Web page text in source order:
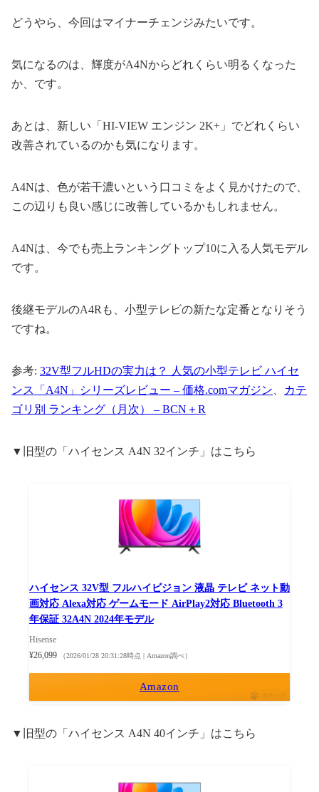
どうやら、今回はマイナーチェンジみたいです。
気になるのは、輝度がA4Nからどれくらい明るくなった
か、です。
あとは、新しい「HI-VIEW エンジン 2K+」でどれくらい
改善されているのかも気になります。
A4Nは、色が若干濃いという口コミをよく見かけたので、
この辺りも良い感じに改善しているかもしれません。
A4Nは、今でも売上ランキングトップ10に入る人気モデル
です。
後継モデルのA4Rも、小型テレビの新たな定番となりそう
ですね。
参考: 32V型フルHDの実力は？ 人気の小型テレビ ハイセ
ンス「A4N」シリーズレビュー – 価格.comマガジン
カテ
ゴリ別 ランキング（月次） – BCN＋R
▼旧型の「ハイセンス A4N 32インチ」はこちら
ハイセンス 32V型 フルハイビジョン 液晶 テレビ ネット動
画対応 Alexa対応 ゲームモード AirPlay2対応 Bluetooth 3
年保証 32A4N 2024年モデル
Hisense
¥26,099
（2026/01/28 20:31:28時点 | Amazon調べ）
Amazon
ポチップ
▼旧型の「ハイセンス A4N 40インチ」はこちら